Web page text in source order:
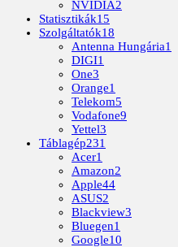
NVIDIA2
Statisztikák15
Szolgáltatók18
Antenna Hungária1
DIGI1
One3
Orange1
Telekom5
Vodafone9
Yettel3
Táblagép231
Acer1
Amazon2
Apple44
ASUS2
Blackview3
Bluegen1
Google10